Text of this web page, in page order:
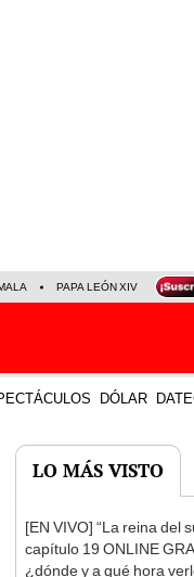
PAPA LEÓN XIV
DÓLAR
LO MÁS VISTO
[EN VIVO] “La reina del
capítulo 19 ONLINE
¿dónde y a qué hora